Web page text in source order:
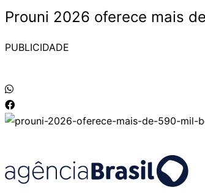
Prouni 2026 oferece mais
PUBLICIDADE